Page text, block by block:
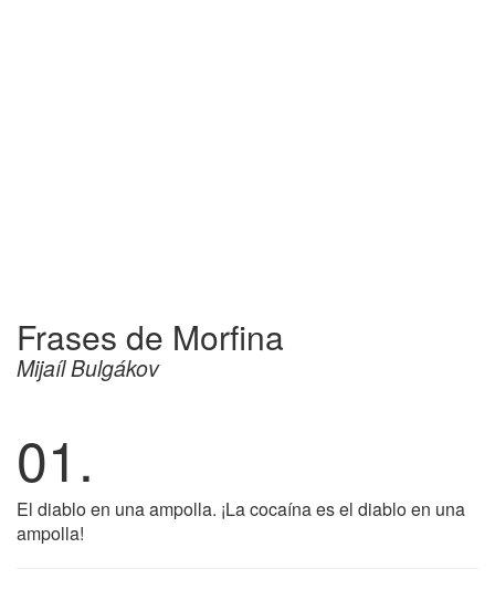
Frases de Morfina
Mijaíl Bulgákov
01.
El diablo en una ampolla. ¡La cocaína es el diablo en una
ampolla!